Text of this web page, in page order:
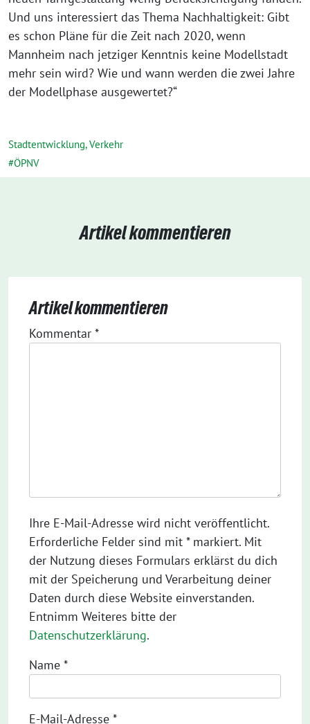
Und uns interessiert das Thema Nachhaltigkeit: Gibt
es schon Pläne für die Zeit nach 2020, wenn
Mannheim nach jetziger Kenntnis keine Modellstadt
mehr sein wird? Wie und wann werden die zwei Jahre
der Modellphase ausgewertet?“
Stadtentwicklung, Verkehr
ÖPNV
Artikel kommentieren
Artikel kommentieren
Kommentar *
Ihre E-Mail-Adresse wird nicht veröffentlicht.
Erforderliche Felder sind mit * markiert. Mit
der Nutzung dieses Formulars erklärst du dich
mit der Speicherung und Verarbeitung deiner
Daten durch diese Website einverstanden.
Entnimm Weiteres bitte der
Datenschutzerklärung.
Name *
E-Mail-Adresse *